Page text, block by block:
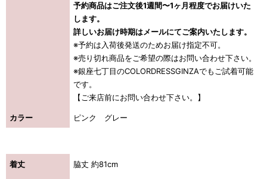
予約商品はご注文後1週間〜1ヶ月程度でお届けいた
します。
詳しいお届け時期はメールにてご案内いたします。
※予約は入荷後発送のためお届け指定不可。
※売り切れ商品をご希望の際はお問い合わせ下さい。
※銀座七丁目のCOLORDRESSGINZAでもご試着可能
です。
【ご来店前にお問い合わせ下さい。】
カラー ピンク グレー
着丈 脇丈 約81cm